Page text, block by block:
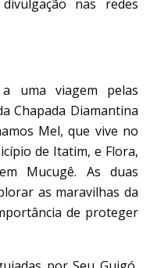
nas redes
uma viagem pelas
Chapada Diamantina
Mel, que vive no
de Itatim, e Flora,
Mucugê. As duas
as maravilhas da
de proteger